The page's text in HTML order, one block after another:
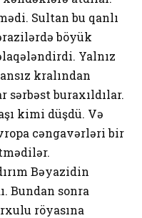
Sultan bu qanlı
böyük
Yalnız
kralından
sərbəst buraxıldılar.
kimi düşdü. Və
cəngavərləri bir
Bəyazidin
Bundan sonra
röyasına